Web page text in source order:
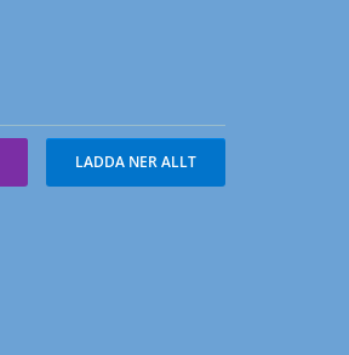
LADDA NER ALLT